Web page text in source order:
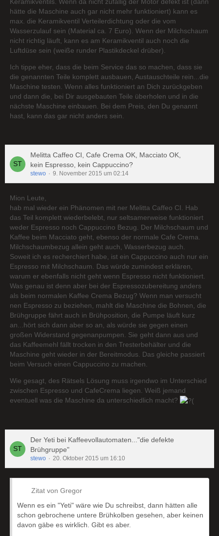
hätte die Maschine auch gar nicht mehr funktioniert) kann es
max. die Keramikventil Verteilerdichtung oder die vom
Wasserzulauf sein (Material ca. 7 Euro). Wenn der Milchschaum
nicht richtig läuft, kann es am Keramikventil auch noch die
Luftdüse sein (weiße runder Plastikdeckel drüber).
Ich tippe eher, dass die beim Service das so machen, dass sie
die genannten Teile komplett ausbauen, Austauschteile rein...die
Maschine testen. Wenn alles funktioniert an Dich zurückgeben
und dann die, bei Dir ausgebauten Teile überholen und in die
nächste Maschine einbauen. Bei dem Preis, den Du genannt
hast, kann das gar nicht anders sein.
Melitta Caffeo CI, Cafe Crema OK, Macciato OK,
kein Espresso, kein Cappuccino?
stewo 9. November 2015 um 02:14
Mion Leute,
hab mal wieder ein Phänomen mit ner Melitta Caffeo CI. Hab
das Teil komplett wiederbelebt, nur seltsamerweise funktioniert
weder Espresso noch Cappuccino Bezug. Der Milchschaum und
Kaffee beim Macciato geht, ebenso der normale Cafe Crema.
Milchschaumbezug allein geht auch, Wasserbezug auch.
Soweit ich es recherchiert habe, ist ein Cappuccino auch nur ein
Espresso mit Milchschaum. Das würde zumindest erklären,
warum er ebenfalls nicht geht wenn Espresso nicht funktioniert.
Was genau ist denn aber bei der Espressozubereitung anders
als beim normalen Kaffee Crema Bezug? Wenn man versucht
nen Espresso zu beziehen, mahlt die Maschine die Bohnen, die
Brühgruppe fährt auch in Brühposition, die Pumpe läuft kurz
an...hört sich dann aber so an, als würde sie gegen einen
großen Widerstand gegenanpumpen. Sie geht dann aus und
das Kaffeemehl fällt trocken in den Tresterbehälter und die
Maschine geht wieder in der Bereitmodus. Das gleiche passiert
beim Versuch einen Cappuccino zu machen.
Wie gesagt, des Rätsels Lösung muss irgendwo im Unterschied
zwischen Espresso und CafeCrema liegen. Weiß jemand
eventuell was die Maschine da unterschiedlich macht?
Der Yeti bei Kaffeevollautomaten..."die defekte
Brühgruppe"
stewo 20. Oktober 2015 um 16:10
Zitat von Gregor
Wenn es ein "Yeti" wäre wie Du schreibst, dann hätten alle
schon gebrochene untere Brühkolben gesehen, aber keinen
davon gäbe es wirklich. Gibt es aber.